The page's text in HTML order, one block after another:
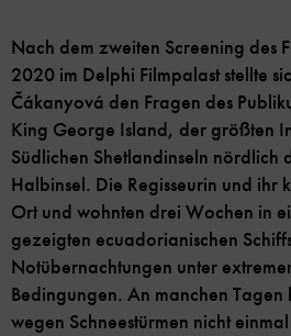
Nach dem zweiten Screening des
2020 im Delphi Filmpalast stellte
Čákanyová den Fragen des
King George Island, der größten
Südlichen Shetlandinseln nördlich
Halbinsel. Die Regisseurin und ihr
Ort und wohnten drei Wochen in
gezeigten ecuadorianischen
Notübernachtungen unter
Bedingungen. An manchen Tagen
wegen Schneestürmen nicht